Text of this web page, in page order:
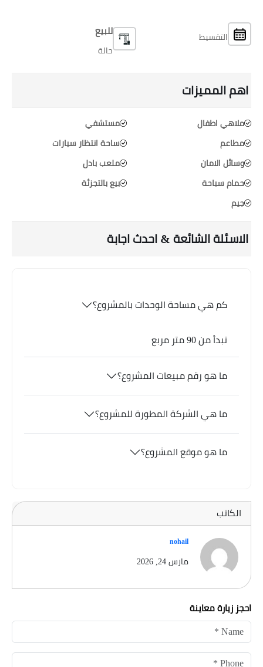
التقسيط
للبيع
حالة
اهم المميزات
ملاهي اطفال
مطاعم
وسائل الامان
حمام سباحة
جيم
مستشفي
ساحة انتظار سيارات
ملعب بادل
بيع بالتجزئة
الاسئلة الشائعة & احدث اجابة
كم هي مساحة الوحدات بالمشروع؟
تبدأ من 90 متر مربع
ما هو رقم مبيعات المشروع؟
ما هي الشركة المطورة للمشروع؟
ما هو موقع المشروع؟
الكاتب
nohail
مارس 24, 2026
احجز زيارة معاينة